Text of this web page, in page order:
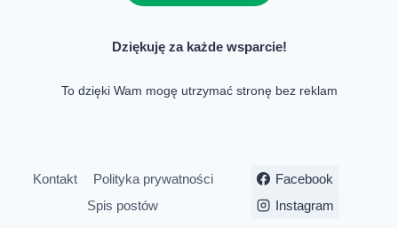
Dziękuję za każde wsparcie!
To dzięki Wam mogę utrzymać stronę bez reklam
Kontakt
Polityka prywatności
Spis postów
Facebook
Instagram